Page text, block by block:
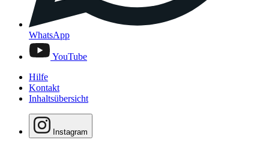
WhatsApp
YouTube
Hilfe
Kontakt
Inhaltsübersicht
Instagram